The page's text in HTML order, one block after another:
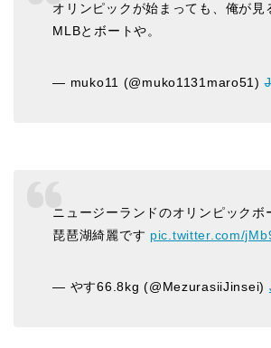
オリンピックが始まっても、俺が見
MLBとボートや。
— muko11 (@muko1131maro51)
ニュージーランドのオリンピックボ
琵琶湖綺麗です pic.twitter.com/
— やす66.8kg (@MezurasiiJinsei)